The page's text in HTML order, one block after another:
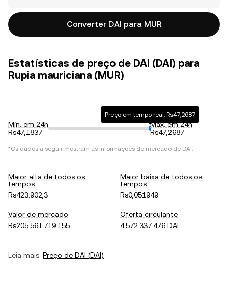
Converter DAI para MUR
Estatísticas de preço de DAI (DAI) para
Rupia mauriciana (MUR)
Mín. em 24h
Rs47,1837
Preço em tempo real: Rs47,2687
Máx. em 24h
Rs47,2687
*Os dados a seguir mostram as informações do mercado de DAI.
Maior alta de todos os
tempos
Rs423.902,3
Maior baixa de todos os
tempos
Rs0,051949
Valor de mercado
Rs205.561.719.155
Oferta circulante
4.572.337.476 DAI
Leia mais: Preço de DAI (DAI)